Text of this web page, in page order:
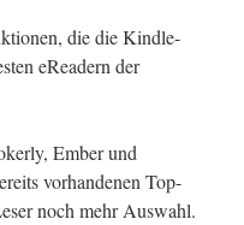
die die Kindle-
eReadern der
Ember und
vorhandenen Top-
noch mehr Auswahl.